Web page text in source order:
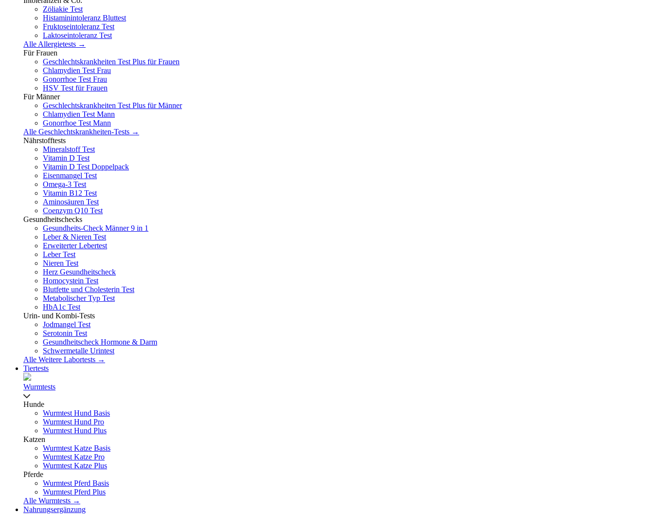
Zöliakie Test
Histaminintoleranz Bluttest
Fruktoseintoleranz Test
Laktoseintoleranz Test
Alle Allergietests →
Für Frauen
Geschlechtskrankheiten Test Plus für Frauen
Chlamydien Test Frau
Gonorrhoe Test Frau
HSV Test für Frauen
Für Männer
Geschlechtskrankheiten Test Plus für Männer
Chlamydien Test Mann
Gonorrhoe Test Mann
Alle Geschlechtskrankheiten-Tests →
Nährstofftests
Mineralstoff Test
Vitamin D Test
Vitamin D Test Doppelpack
Eisenmangel Test
Omega-3 Test
Vitamin B12 Test
Aminosäuren Test
Coenzym Q10 Test
Gesundheitschecks
Gesundheits-Check Männer 9 in 1
Leber & Nieren Test
Erweiterter Lebertest
Leber Test
Nieren Test
Herz Gesundheitscheck
Homocystein Test
Blutfette und Cholesterin Test
Metabolischer Typ Test
HbA1c Test
Urin- und Kombi-Tests
Jodmangel Test
Serotonin Test
Gesundheitscheck Hormone & Darm
Schwermetalle Urintest
Alle Weitere Labortests →
Tiertests
Wurmtests
Hunde
Wurmtest Hund Basis
Wurmtest Hund Pro
Wurmtest Hund Plus
Katzen
Wurmtest Katze Basis
Wurmtest Katze Pro
Wurmtest Katze Plus
Pferde
Wurmtest Pferd Basis
Wurmtest Pferd Plus
Alle Wurmtests →
Nahrungsergänzung